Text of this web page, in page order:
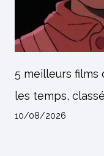
5 meilleurs films
les temps,
10/08/2026